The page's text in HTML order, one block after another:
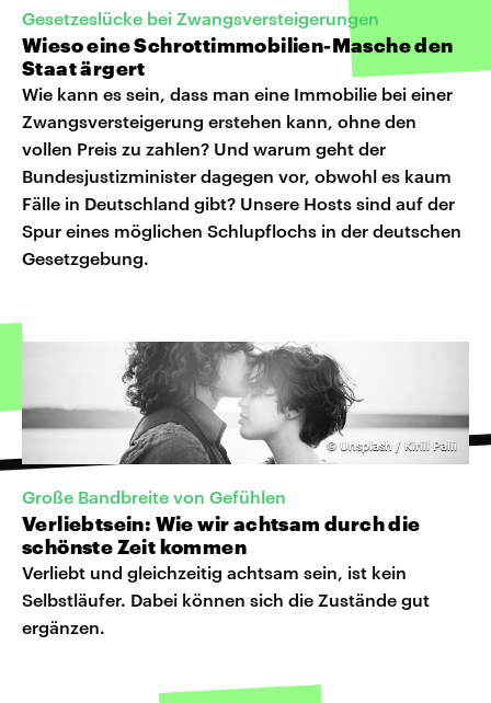
Gesetzeslücke bei Zwangsversteigerungen
Wieso eine Schrottimmobilien-Masche den
Staat ärgert
Wie kann es sein, dass man eine Immobilie bei einer
Zwangsversteigerung erstehen kann, ohne den
vollen Preis zu zahlen? Und warum geht der
Bundesjustizminister dagegen vor, obwohl es kaum
Fälle in Deutschland gibt? Unsere Hosts sind auf der
Spur eines möglichen Schlupflochs in der deutschen
Gesetzgebung.
© Unsplash / Kirill Palii
Große Bandbreite von Gefühlen
Verliebtsein: Wie wir achtsam durch die
schönste Zeit kommen
Verliebt und gleichzeitig achtsam sein, ist kein
Selbstläufer. Dabei können sich die Zustände gut
ergänzen.